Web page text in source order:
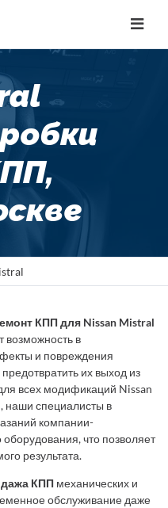
Toggle
КПП для Nissan Mistral
возможность в
и повреждения
их выход из
всех модификаций Nissan
наши специалисты в
компании-
что позволяет
результата.
КПП механических и
обслуживание даже